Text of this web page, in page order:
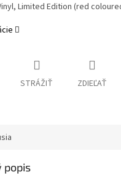
Limited Edition (red
STRÁŽIŤ ZDIEĽAŤ
popis